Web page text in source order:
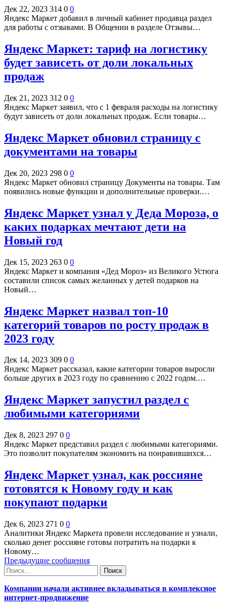
Дек 22, 2023 314 0 0
Яндекс Маркет добавил в личный кабинет продавца раздел
для работы с отзывами. В Общении в разделе Отзывы…
Яндекс Маркет: тариф на логистику
будет зависеть от доли локальных
продаж
Дек 21, 2023 312 0 0
Яндекс Маркет заявил, что с 1 февраля расходы на логистику
будут зависеть от доли локальных продаж. Если товары…
Яндекс Маркет обновил страницу с
документами на товары
Дек 20, 2023 298 0 0
Яндекс Маркет обновил страницу Документы на товары. Там
появились новые функции и дополнительные проверки.…
Яндекс Маркет узнал у Деда Мороза, о
каких подарках мечтают дети на
Новый год
Дек 15, 2023 263 0 0
Яндекс Маркет и компания «Дед Мороз» из Великого Устюга
составили список самых желанных у детей подарков на
Новый…
Яндекс Маркет назвал топ-10
категорий товаров по росту продаж в
2023 году
Дек 14, 2023 309 0 0
Яндекс Маркет рассказал, какие категории товаров выросли
больше других в 2023 году по сравнению с 2022 годом.…
Яндекс Маркет запустил раздел с
любимыми категориями
Дек 8, 2023 297 0 0
Яндекс Маркет представил раздел с любимыми категориями.
Это позволит покупателям экономить на понравившихся…
Яндекс Маркет узнал, как россияне
готовятся к Новому году и как
покупают подарки
Дек 6, 2023 271 0 0
Аналитики Яндекс Маркета провели исследование и узнали,
сколько денег россияне готовы потратить на подарки к
Новому…
Предыдущие сообщения
Компании начали активнее вкладываться в комплексное
интернет-продвижение